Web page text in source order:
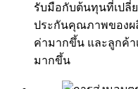
รับมือกับต้นทุนที่เปลี่
ประกันคุณภาพของ
ค่ามากขึ้น และลูกค้
มากขึ้น